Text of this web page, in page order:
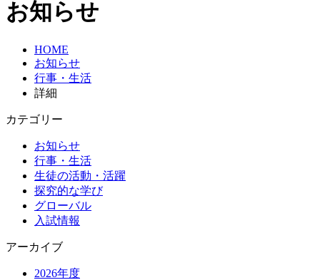
お知らせ
HOME
お知らせ
行事・生活
詳細
カテゴリー
お知らせ
行事・生活
生徒の活動・活躍
探究的な学び
グローバル
入試情報
アーカイブ
2026年度